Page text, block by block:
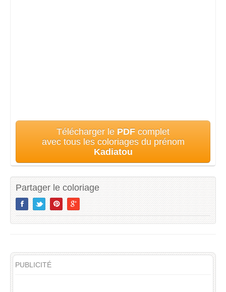
Télécharger le PDF complet
avec tous les coloriages du prénom
Kadiatou
Partager le coloriage
PUBLICITÉ